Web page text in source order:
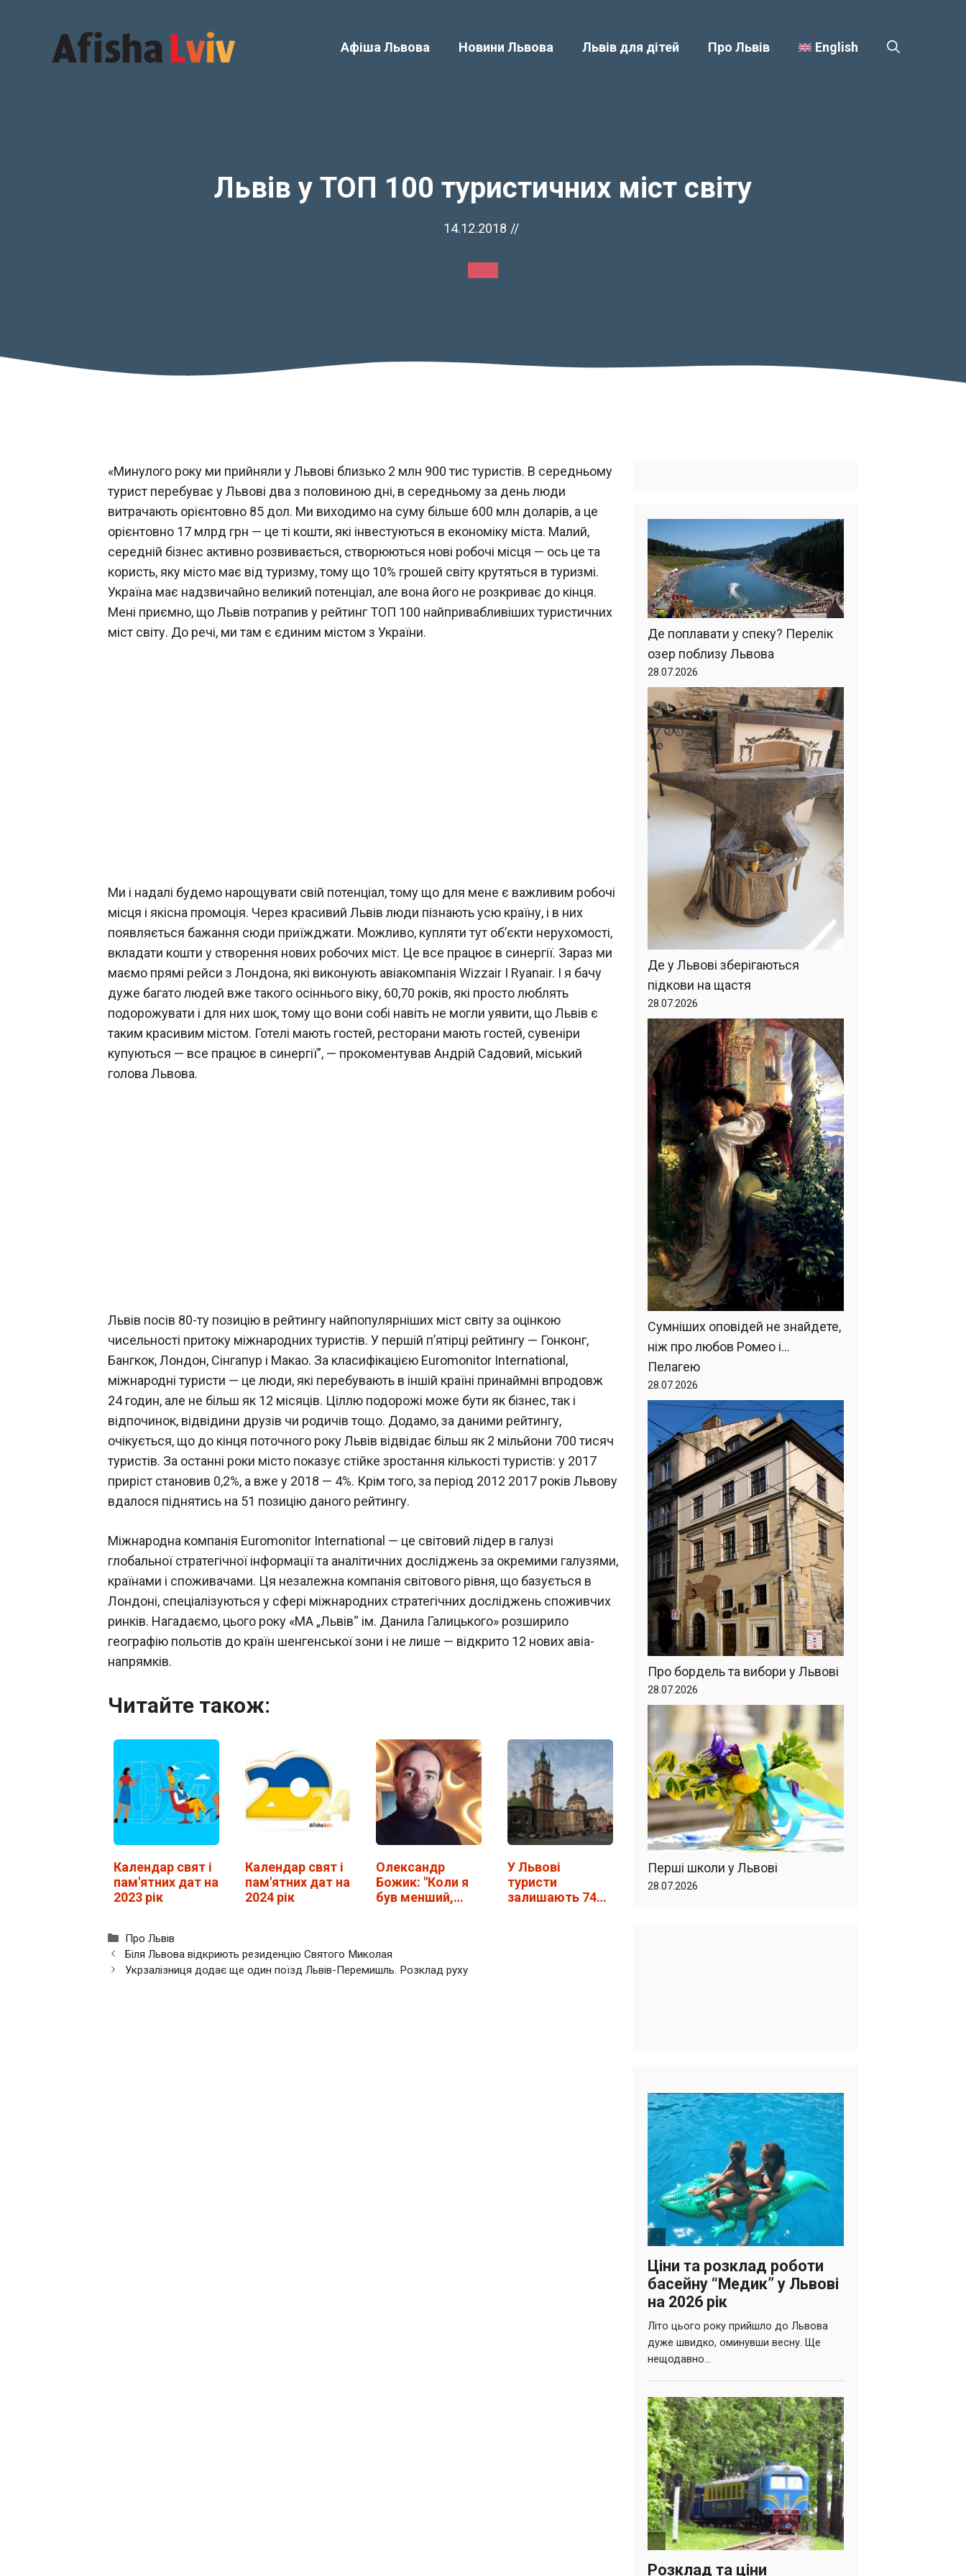
Афіша Львова Новини Львова Львів для дітей Про Львів English
Львів у ТОП 100 туристичних міст світу
14.12.2018 //
«Минулого року ми прийняли у Львові близько 2 млн 900 тис туристів. В середньому
турист перебуває у Львові два з половиною дні, в середньому за день люди
витрачають орієнтовно 85 дол. Ми виходимо на суму більше 600 млн доларів, а це
орієнтовно 17 млрд грн — це ті кошти, які інвестуються в економіку міста. Малий,
середній бізнес активно розвивається, створюються нові робочі місця — ось це та
користь, яку місто має від туризму, тому що 10% грошей світу крутяться в туризмі.
Україна має надзвичайно великий потенціал, але вона його не розкриває до кінця.
Мені приємно, що Львів потрапив у рейтинг ТОП 100 найпривабливіших туристичних
міст світу. До речі, ми там є єдиним містом з України.
Ми і надалі будемо нарощувати свій потенціал, тому що для мене є важливим робочі
місця і якісна промоція. Через красивий Львів люди пізнають усю країну, і в них
появляється бажання сюди приїжджати. Можливо, купляти тут об’єкти нерухомості,
вкладати кошти у створення нових робочих міст. Це все працює в синергії. Зараз ми
маємо прямі рейси з Лондона, які виконують авіакомпанія Wizzair I Ryanair. І я бачу
дуже багато людей вже такого осіннього віку, 60,70 років, які просто люблять
подорожувати і для них шок, тому що вони собі навіть не могли уявити, що Львів є
таким красивим містом. Готелі мають гостей, ресторани мають гостей, сувеніри
купуються — все працює в синергії”, — прокоментував Андрій Садовий, міський
голова Львова.
Львів посів 80-ту позицію в рейтингу найпопулярніших міст світу за оцінкою
чисельності притоку міжнародних туристів. У першій п’ятірці рейтингу — Гонконг,
Бангкок, Лондон, Сінгапур і Макао. За класифікацією Euromonitor International,
міжнародні туристи — це люди, які перебувають в іншій країні принаймні впродовж
24 годин, але не більш як 12 місяців. Ціллю подорожі може бути як бізнес, так і
відпочинок, відвідини друзів чи родичів тощо. Додамо, за даними рейтингу,
очікується, що до кінця поточного року Львів відвідає більш як 2 мільйони 700 тисяч
туристів. За останні роки місто показує стійке зростання кількості туристів: у 2017
приріст становив 0,2%, а вже у 2018 — 4%. Крім того, за період 2012 2017 років Львову
вдалося піднятись на 51 позицію даного рейтингу.
Міжнародна компанія Euromonitor International — це світовий лідер в галузі
глобальної стратегічної інформації та аналітичних досліджень за окремими галузями,
країнами і споживачами. Ця незалежна компанія світового рівня, що базується в
Лондоні, спеціалізуються у сфері міжнародних стратегічних досліджень споживчих
ринків. Нагадаємо, цього року «МА „Львів“ ім. Данила Галицького» розширило
географію польотів до країн шенгенської зони і не лише — відкрито 12 нових авіа-
напрямків.
Читайте також:
Календар свят і
пам'ятних дат на
2023 рік
Календар свят і
пам'ятних дат на
2024 рік
Олександр
Божик: "Коли я
був менший,
У Львові
туристи
залишають 74
Категорії
Про Львів
Біля Львова відкриють резиденцію Святого Миколая
Укрзалізниця додає ще один поїзд Львів-Перемишль. Розклад руху
Де поплавати у спеку? Перелік
озер поблизу Львова
28.07.2026
Де у Львові зберігаються
підкови на щастя
28.07.2026
Сумніших оповідей не знайдете,
ніж про любов Ромео і…
Пелагею
28.07.2026
Про бордель та вибори у Львові
28.07.2026
Перші школи у Львові
28.07.2026